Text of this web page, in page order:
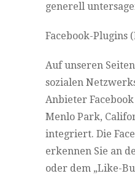
generell
Facebook-Plugins
Auf unseren
sozialen
Anbieter
Menlo Park,
integriert. Die
erkennen Sie an
oder dem „Like-